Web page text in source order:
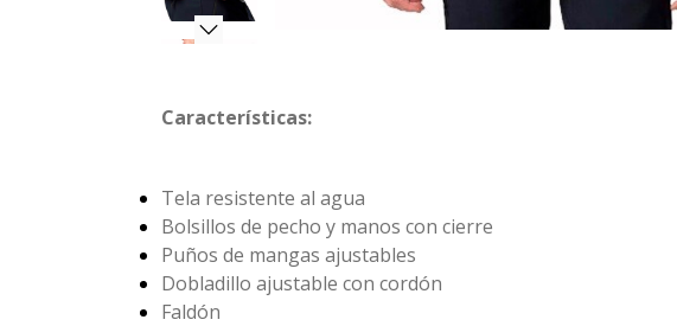
Características:
Tela resistente al agua
Bolsillos de pecho y manos con cierre
Puños de mangas ajustables
Dobladillo ajustable con cordón
Faldón